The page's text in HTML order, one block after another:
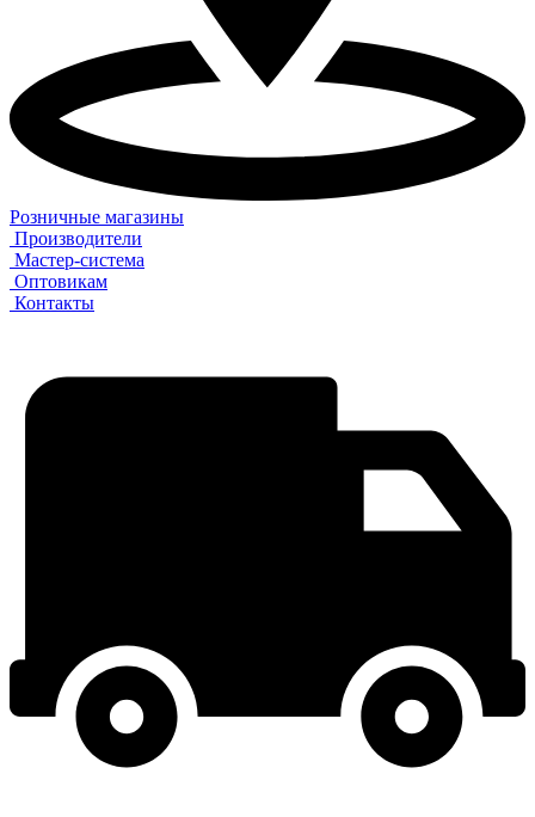
Розничные магазины
Производители
Мастер-система
Оптовикам
Контакты